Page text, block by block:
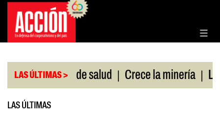
Saltar
contenido
LAS ÚLTIMAS >
sin cobertura de salud | Crece la minería | La
LAS ÚLTIMAS